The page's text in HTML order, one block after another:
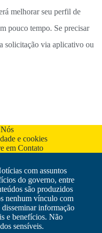
melhorar seu perfil de
pouco tempo. Se precisar
solicitação via aplicativo ou
e cookies
em Contato
com assuntos
do governo, entre
são produzidos
nenhum vínculo com
informação
e benefícios. Não
sensíveis.